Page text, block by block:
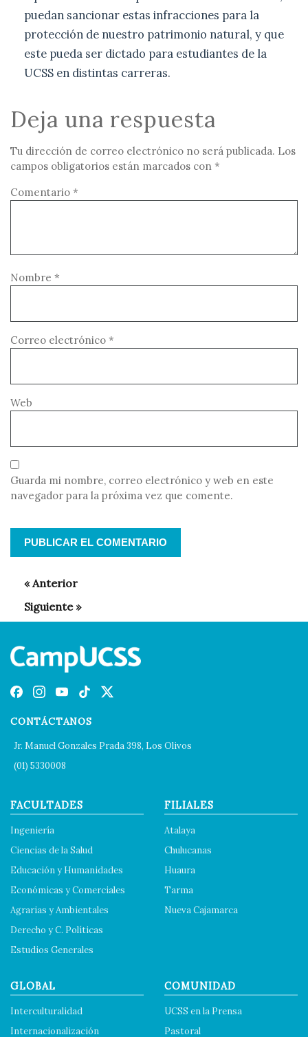
puedan sancionar estas infracciones para la
protección de nuestro patrimonio natural, y que
este pueda ser dictado para estudiantes de la
UCSS en distintas carreras.
Deja una respuesta
Tu dirección de correo electrónico no será publicada. Los
campos obligatorios están marcados con *
Comentario *
Nombre *
Correo electrónico *
Web
Guarda mi nombre, correo electrónico y web en este
navegador para la próxima vez que comente.
CONTÁCTANOS
Jr. Manuel Gonzales Prada 398, Los Olivos
(01) 5330008
FACULTADES
Ingeniería
Ciencias de la Salud
Educación y Humanidades
Económicas y Comerciales
Agrarias y Ambientales
Derecho y C. Políticas
Estudios Generales
FILIALES
Atalaya
Chulucanas
Huaura
Tarma
Nueva Cajamarca
GLOBAL
Interculturalidad
Internacionalización
COMUNIDAD
UCSS en la Prensa
Pastoral